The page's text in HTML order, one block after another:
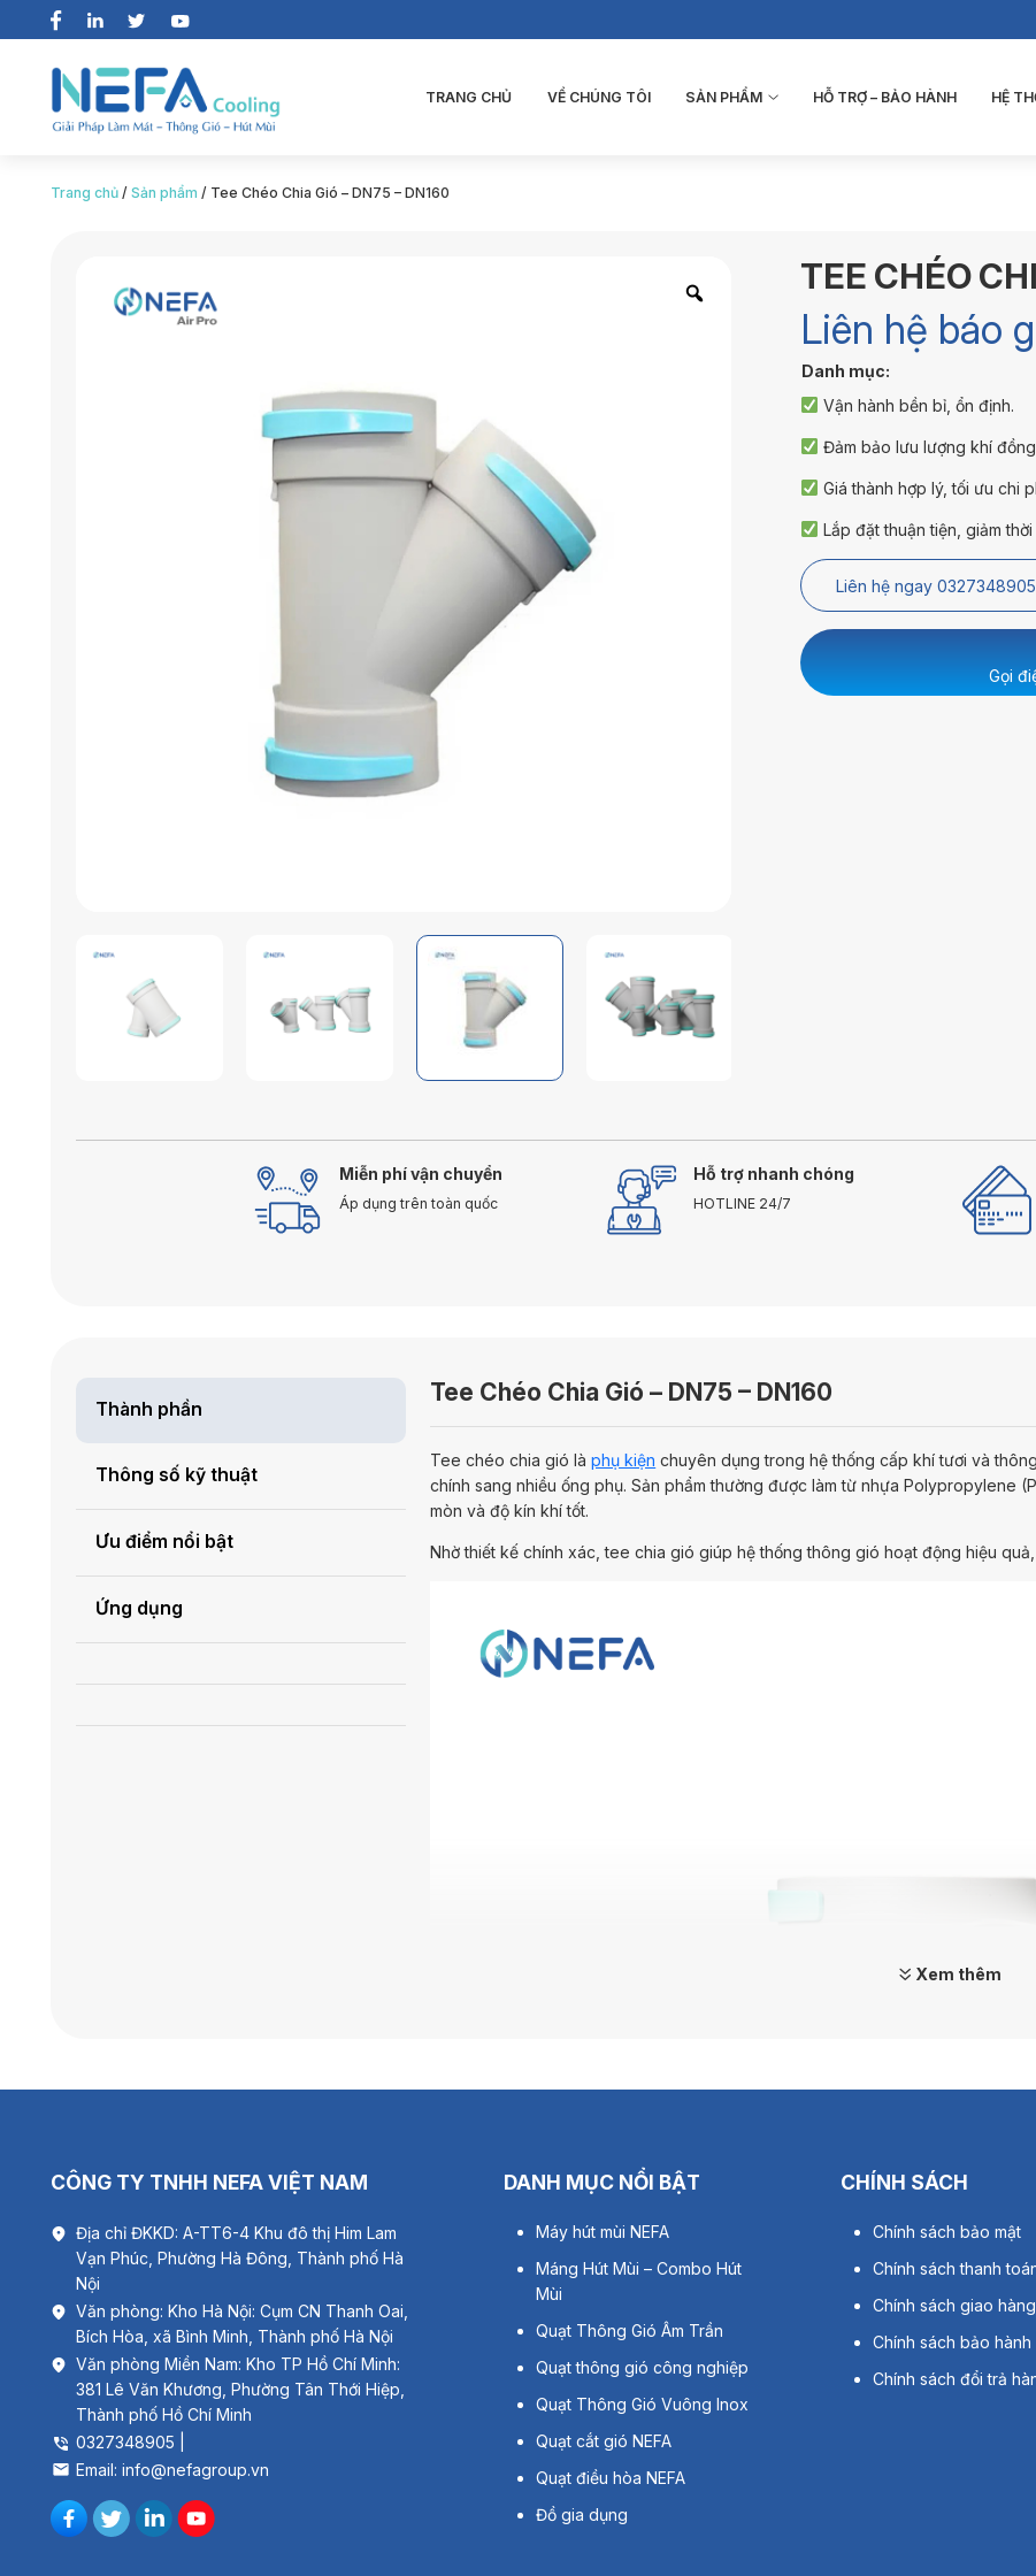
TRANG CHỦ VỀ CHÚNG TÔI SẢN PHẨM HỖ TRỢ – BẢO HÀNH HỆ
Trang chủ /Sản phẩm / Tee Chéo Chia Gió – DN75 – DN160
TEE CHÉO
Liên hệ báo
Danh mục:
Vận hành bền bỉ, ổn định.
Đảm bảo lưu lượng khí
Giá thành hợp lý, tối ưu chi
Lắp đặt thuận tiện, giảm
Liên hệ ngay 0327348905
Gọi
Miễn phí vận chuyển
Áp dụng trên toàn quốc
Hỗ trợ nhanh chóng
HOTLINE 24/7
Thành phần
Thông số kỹ thuật
Ưu điểm nổi bật
Ứng dụng
Tee Chéo Chia Gió – DN75 – DN160
Tee chéo chia gió làphụ kiện chuyên dụng trong hệ thống cấp khí tươi và
chính sang nhiều ống phụ. Sản phẩm thường được làm từ nhựa Polypropylene
mòn và độ kín khí tốt.
Nhờ thiết kế chính xác, tee chia gió giúp hệ thống thông gió hoạt động hiệu
Xem thêm
CÔNG TY TNHH NEFA VIỆT NAM
Địa chỉ ĐKKD: A-TT6-4 Khu đô thị Him Lam
Vạn Phúc, Phường Hà Đông, Thành phố Hà
Nội
Văn phòng: Kho Hà Nội: Cụm CN Thanh Oai,
Bích Hòa, xã Bình Minh, Thành phố Hà Nội
Văn phòng Miền Nam: Kho TP Hồ Chí Minh:
381 Lê Văn Khương, Phường Tân Thới Hiệp,
Thành phố Hồ Chí Minh
0327348905 |
Email: info@nefagroup.vn
DANH MỤC NỔI BẬT
Máy hút mùi NEFA
Máng Hút Mùi – Combo Hút
Mùi
Quạt Thông Gió Âm Trần
Quạt thông gió công nghiệp
Quạt Thông Gió Vuông Inox
Quạt cắt gió NEFA
Quạt điều hòa NEFA
Đồ gia dụng
CHÍNH SÁCH
Chính sách bảo mật
Chính sách thanh
Chính sách giao hàng
Chính sách bảo hành
Chính sách đổi trả